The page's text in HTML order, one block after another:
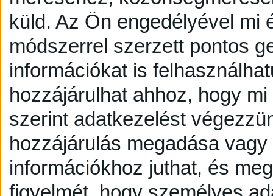
küld. Az Ön engedélyével mi
módszerrel szerzett pontos
információkat is
hozzájárulhat ahhoz, hogy
szerint adatkezelést
hozzájárulás megadása
információkhoz juthat, és